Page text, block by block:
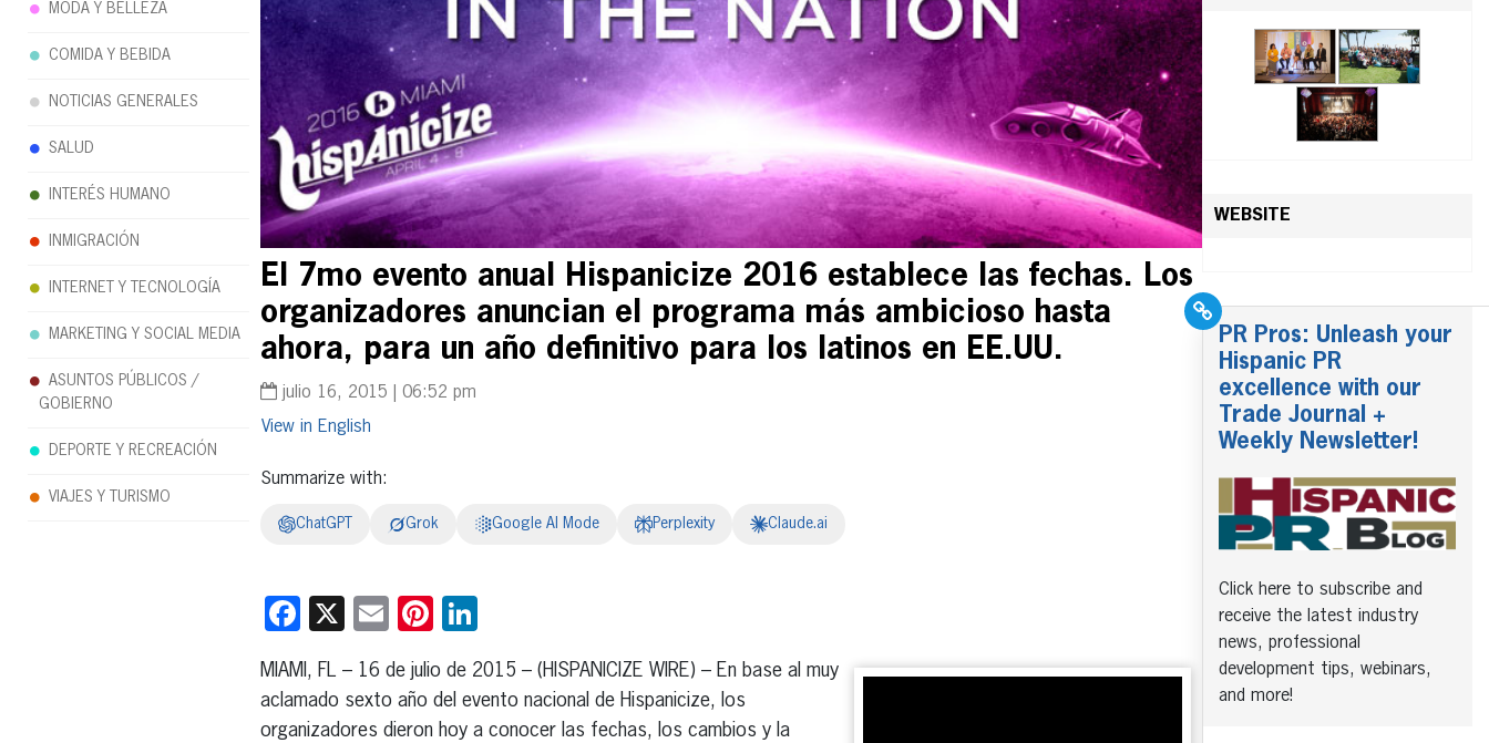
El 7mo evento anual Hispanicize 2016 establece las fechas. Los
organizadores anuncian el programa más ambicioso hasta
ahora, para un año definitivo para los latinos en EE.UU.
julio 16, 2015 | 06:52 pm
English
Summarize with:
ChatGPT Grok Google AI Mode Perplexity Claude.ai
Facebook
X EmailPinterest
MIAMI, FL – 16 de julio de 2015 – (HISPANICIZE WIRE) – En base al muy
aclamado sexto año del evento nacional de Hispanicize, los
organizadores dieron hoy a conocer las fechas, los cambios y la
WEBSITE
PR Pros: Unleash your
Hispanic PR
excellence with our
Trade Journal +
Weekly Newsletter!
Click here to subscribe and
receive the latest industry
news, professional
development tips, webinars,
and more!
MODA Y BELLEZA
COMIDA Y BEBIDA
NOTICIAS GENERALES
SALUD
INTERÉS HUMANO
INMIGRACIÓN
INTERNET Y TECNOLOGÍA
MARKETING Y SOCIAL MEDIA
ASUNTOS PÚBLICOS /
GOBIERNO
DEPORTE Y RECREACIÓN
VIAJES Y TURISMO